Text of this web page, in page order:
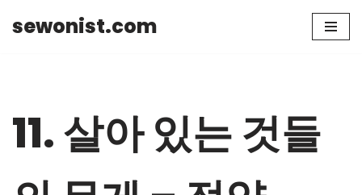
sewonist.com
11. 살아 있는 것들